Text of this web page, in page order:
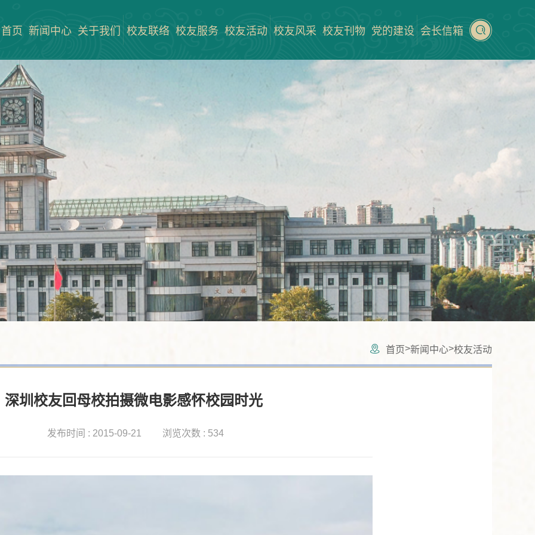
首页 新闻中心 关于我们 校友联络 校友服务 校友活动 校友风采 校友刊物 党的建设 会长信箱
首页>新闻中心>校友活动
深圳校友回母校拍摄微电影感怀校园时光
发布时间 : 2015-09-21 浏览次数 : 534